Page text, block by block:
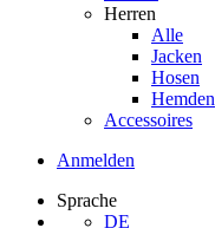
Herren
Alle
Jacken
Hosen
Hemden
Accessoires
Anmelden
Sprache
DE